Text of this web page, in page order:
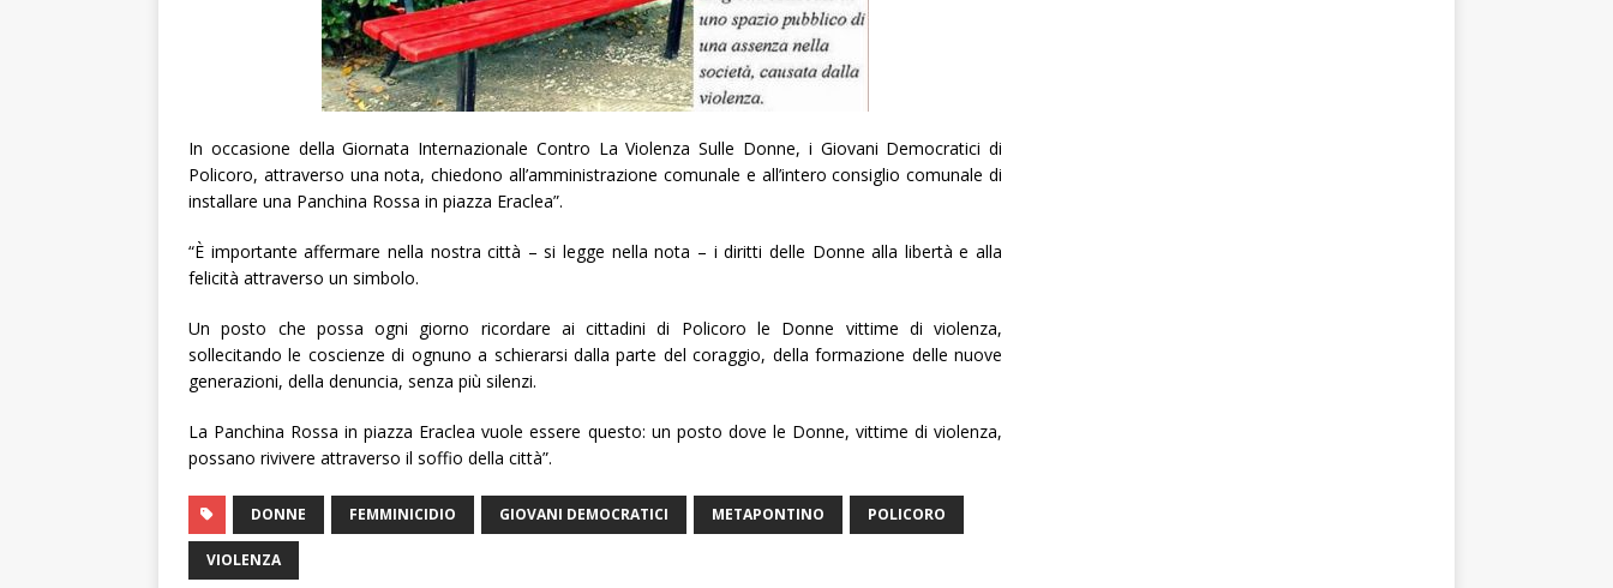
In occasione della Giornata Internazionale Contro La Violenza Sulle Donne, i Giovani Democratici di
Policoro, attraverso una nota, chiedono all’amministrazione comunale e all’intero consiglio comunale di
installare una Panchina Rossa in piazza Eraclea”.
“È importante affermare nella nostra città – si legge nella nota – i diritti delle Donne alla libertà e alla
felicità attraverso un simbolo.
Un posto che possa ogni giorno ricordare ai cittadini di Policoro le Donne vittime di violenza,
sollecitando le coscienze di ognuno a schierarsi dalla parte del coraggio, della formazione delle nuove
generazioni, della denuncia, senza più silenzi.
La Panchina Rossa in piazza Eraclea vuole essere questo: un posto dove le Donne, vittime di violenza,
possano rivivere attraverso il soffio della città”.
DONNE FEMMINICIDIO GIOVANI DEMOCRATICI METAPONTINO POLICORO
VIOLENZA